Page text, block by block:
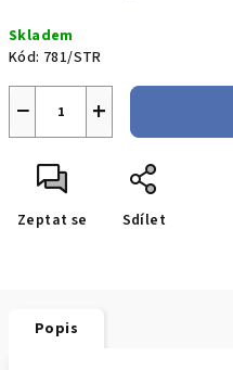
cena:
Skladem
Kód: 781/STR
+
−
Zeptat se Sdílet
Popis